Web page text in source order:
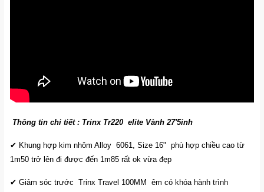
Thông tin chi tiết : Trinx Tr220 elite Vành 27'5inh
✔ Khung hợp kim nhôm Alloy 6061, Size 16" phù hợp chiều cao từ
1m50 trở lên đi được đến 1m85 rất ok vừa đẹp
✔ Giảm sóc trước Trinx Travel 100MM êm có khóa hành trình